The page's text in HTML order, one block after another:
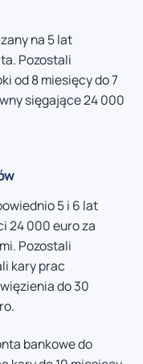
na 5 lat
Pozostali
od 8 miesięcy do 7
sięgające 24 000
5 i 6 lat
24 000 euro za
Pozostali
kary prac
do 30
bankowe do